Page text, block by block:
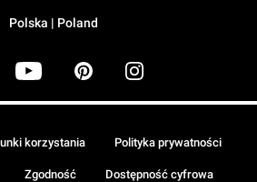
Polska | Poland
korzystania Polityka prywatności
Zgodność Dostępność cyfrowa